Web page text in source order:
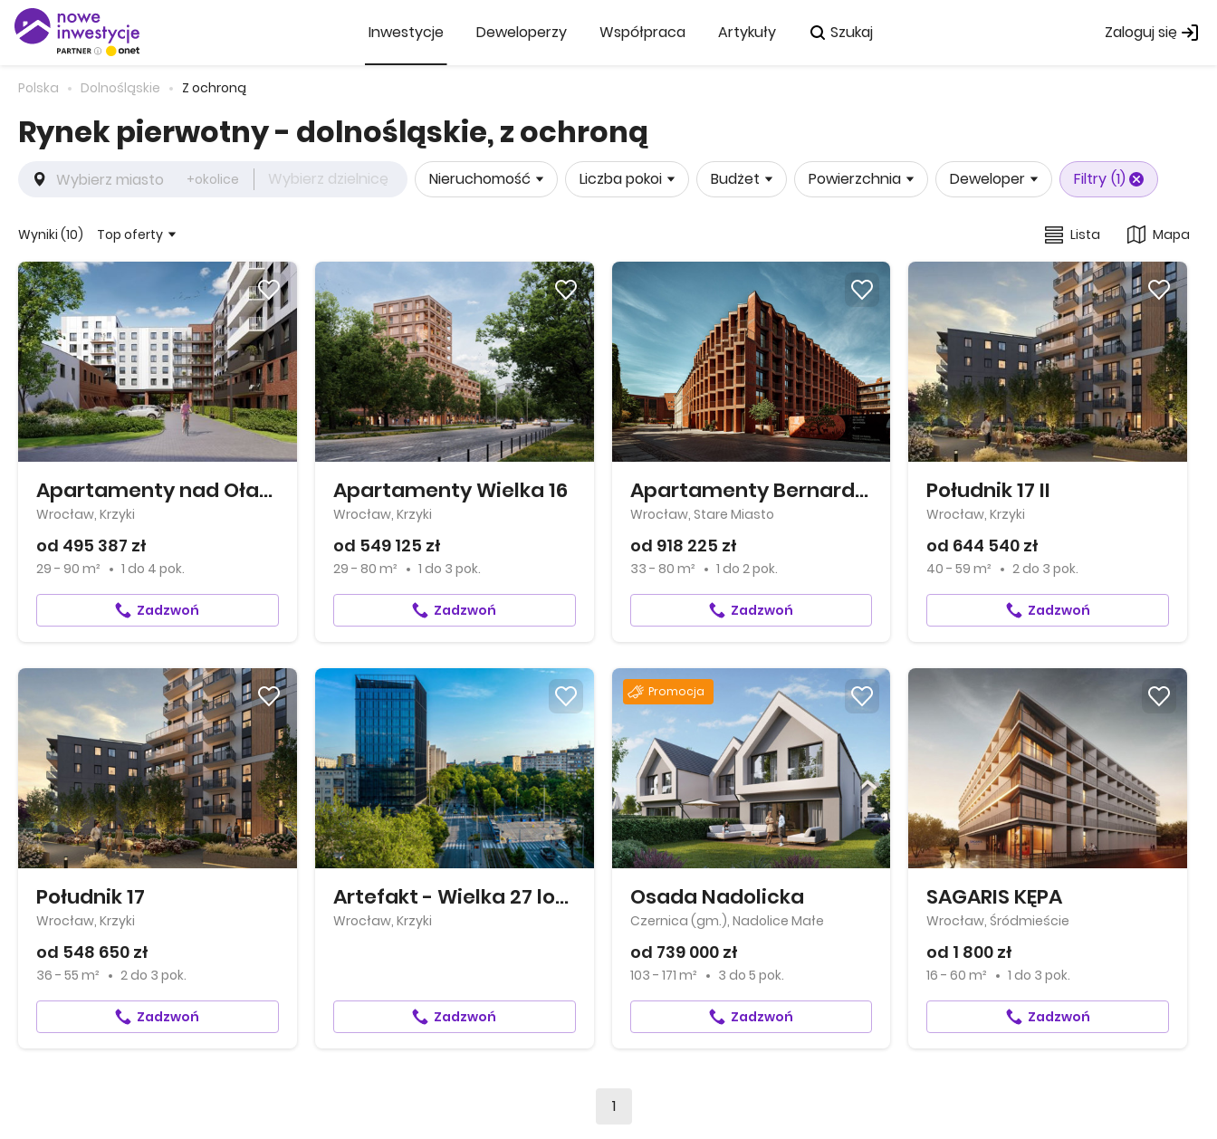
Inwestycje Deweloperzy Współpraca Artykuły Szukaj Zaloguj się
Polska Dolnośląskie Z ochroną
Rynek pierwotny - dolnośląskie, z ochroną
+okolice Wybierz dzielnicę Nieruchomość Liczba pokoi Budżet Powierzchnia Deweloper Filtry (1)
Wyniki (10) Top oferty Lista Mapa
Apartamenty nad Oławką
Wrocław, Krzyki
od 495 387 zł
29 - 90 m² 1 do 4 pok.
Zadzwoń
Apartamenty Wielka 16
Wrocław, Krzyki
od 549 125 zł
29 - 80 m² 1 do 3 pok.
Zadzwoń
Apartamenty Bernardyńska 4
Wrocław, Stare Miasto
od 918 225 zł
33 - 80 m² 1 do 2 pok.
Zadzwoń
Południk 17 II
Wrocław, Krzyki
od 644 540 zł
40 - 59 m² 2 do 3 pok.
Zadzwoń
Południk 17
Wrocław, Krzyki
od 548 650 zł
36 - 55 m² 2 do 3 pok.
Zadzwoń
Artefakt - Wielka 27 lokale biurowe
Wrocław, Krzyki
Zadzwoń
Promocja
Osada Nadolicka
Czernica (gm.), Nadolice Małe
od 739 000 zł
103 - 171 m² 3 do 5 pok.
Zadzwoń
SAGARIS KĘPA
Wrocław, Śródmieście
od 1 800 zł
16 - 60 m² 1 do 3 pok.
Zadzwoń
1